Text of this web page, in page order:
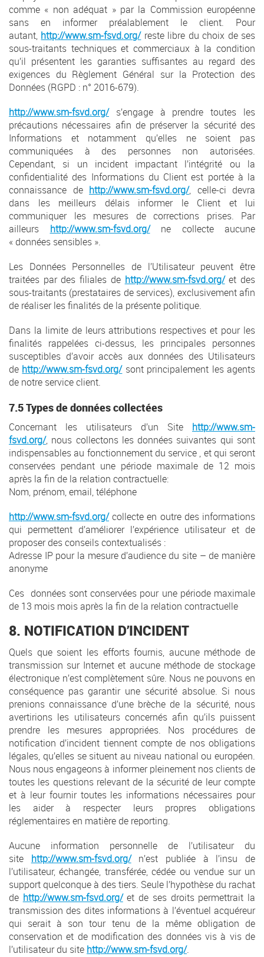
comme « non adéquat » par la Commission européenne
sans en informer préalablement le client. Pour
autant, http://www.sm-fsvd.org/reste libre du choix de ses
sous-traitants techniques et commerciaux à la condition
qu’il présentent les garanties suffisantes au regard des
exigences du Règlement Général sur la Protection des
Données (RGPD : n° 2016-679).
http://www.sm-fsvd.org/s’engage à prendre toutes les
précautions nécessaires afin de préserver la sécurité des
Informations et notamment qu’elles ne soient pas
communiquées à des personnes non autorisées.
Cependant, si un incident impactant l’intégrité ou la
confidentialité des Informations du Client est portée à la
connaissance de http://www.sm-fsvd.org/, celle-ci devra
dans les meilleurs délais informer le Client et lui
communiquer les mesures de corrections prises. Par
ailleurs http://www.sm-fsvd.org/ne collecte aucune
« données sensibles ».
Les Données Personnelles de l’Utilisateur peuvent être
traitées par des filiales de http://www.sm-fsvd.org/et des
sous-traitants (prestataires de services), exclusivement afin
de réaliser les finalités de la présente politique.
Dans la limite de leurs attributions respectives et pour les
finalités rappelées ci-dessus, les principales personnes
susceptibles d’avoir accès aux données des Utilisateurs
de http://www.sm-fsvd.org/sont principalement les agents
de notre service client.
7.5 Types de données collectées
Concernant les utilisateurs d’un Site http://www.sm-
fsvd.org/, nous collectons les données suivantes qui sont
indispensables au fonctionnement du service , et qui seront
conservées pendant une période maximale de 12 mois
après la fin de la relation contractuelle:
Nom, prénom, email, téléphone
http://www.sm-fsvd.org/collecte en outre des informations
qui permettent d’améliorer l’expérience utilisateur et de
proposer des conseils contextualisés :
Adresse IP pour la mesure d’audience du site – de manière
anonyme
Ces données sont conservées pour une période maximale
de 13 mois mois après la fin de la relation contractuelle
8. NOTIFICATION D’INCIDENT
Quels que soient les efforts fournis, aucune méthode de
transmission sur Internet et aucune méthode de stockage
électronique n’est complètement sûre. Nous ne pouvons en
conséquence pas garantir une sécurité absolue. Si nous
prenions connaissance d’une brèche de la sécurité, nous
avertirions les utilisateurs concernés afin qu’ils puissent
prendre les mesures appropriées. Nos procédures de
notification d’incident tiennent compte de nos obligations
légales, qu’elles se situent au niveau national ou européen.
Nous nous engageons à informer pleinement nos clients de
toutes les questions relevant de la sécurité de leur compte
et à leur fournir toutes les informations nécessaires pour
les aider à respecter leurs propres obligations
réglementaires en matière de reporting.
Aucune information personnelle de l’utilisateur du
site http://www.sm-fsvd.org/n’est publiée à l’insu de
l’utilisateur, échangée, transférée, cédée ou vendue sur un
support quelconque à des tiers. Seule l’hypothèse du rachat
de http://www.sm-fsvd.org/et de ses droits permettrait la
transmission des dites informations à l’éventuel acquéreur
qui serait à son tour tenu de la même obligation de
conservation et de modification des données vis à vis de
l’utilisateur du site http://www.sm-fsvd.org/.